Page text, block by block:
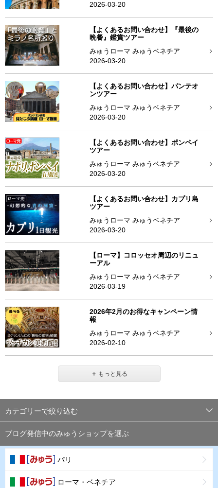
2026-03-20
【よくあるお問い合わせ】『最後の
晩餐』鑑賞ツアー
みゅうローマ みゅうベネチア
2026-03-20
【よくあるお問い合わせ】パンテオ
ンツアー
みゅうローマ みゅうベネチア
2026-03-20
【よくあるお問い合わせ】ポンペイ
ツアー
みゅうローマ みゅうベネチア
2026-03-20
【よくあるお問い合わせ】カプリ島
ツアー
みゅうローマ みゅうベネチア
2026-03-20
【ローマ】コロッセオ周辺のリニュ
ーアル
みゅうローマ みゅうベネチア
2026-03-19
2026年2月のお得なキャンペーン情
報
みゅうローマ みゅうベネチア
2026-02-10
＋ もっと見る
カテゴリーで絞り込む
ブログ発信中のみゅうショップを選ぶ
パリ
ローマ・ベネチア